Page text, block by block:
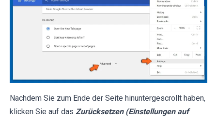
Nachdem Sie zum Ende der Seite hinuntergescrollt haben,
klicken Sie auf das Zurücksetzen (Einstellungen auf